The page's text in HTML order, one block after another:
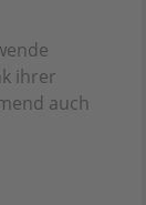
ihrer
auch